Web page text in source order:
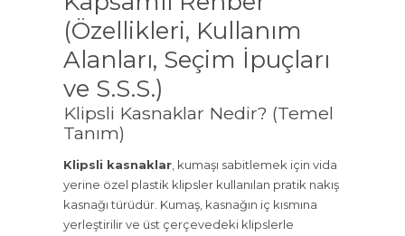
(Özellikleri, Kullanım
Alanları, Seçim İpuçları
ve S.S.S.)
Klipsli Kasnaklar Nedir? (Temel
Tanım)
Klipsli kasnaklar , kumaşı sabitlemek için vida
yerine özel plastik klipsler kullanılan pratik nakış
kasnağı türüdür. Kumaş, kasnağın iç kısmına
yerleştirilir ve üst çerçevedeki klipslerle